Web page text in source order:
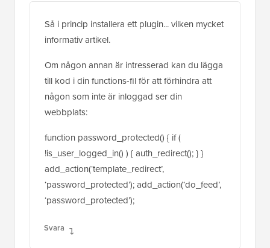
Så i princip installera ett plugin... vilken mycket
informativ artikel.
Om någon annan är intresserad kan du lägga
till kod i din functions-fil för att förhindra att
någon som inte är inloggad ser din
webbplats:
function password_protected() { if (
!is_user_logged_in() ) { auth_redirect(); } }
add_action(‘template_redirect’,
‘password_protected’); add_action(‘do_feed’,
‘password_protected’);
Svara